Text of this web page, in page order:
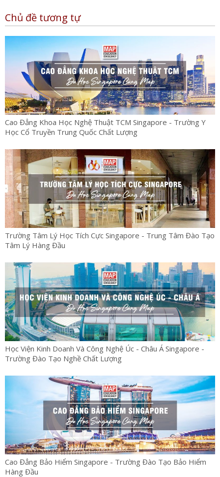
Chủ đề tương tự
Cao Đẳng Khoa Học Nghệ Thuật TCM Singapore - Trường Y
Học Cổ Truyền Trung Quốc Chất Lượng
Trường Tâm Lý Học Tích Cực Singapore - Trung Tâm Đào Tạo
Tâm Lý Hàng Đầu
Học Viện Kinh Doanh Và Công Nghệ Úc - Châu Á Singapore -
Trường Đào Tạo Nghề Chất Lượng
Cao Đẳng Bảo Hiểm Singapore - Trường Đào Tạo Bảo Hiểm
Hàng Đầu